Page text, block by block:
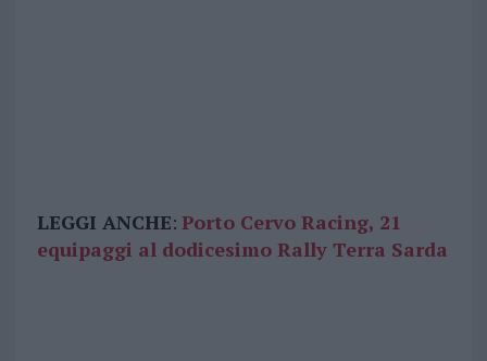
LEGGI ANCHE: Porto Cervo Racing, 21
equipaggi al dodicesimo Rally Terra Sarda